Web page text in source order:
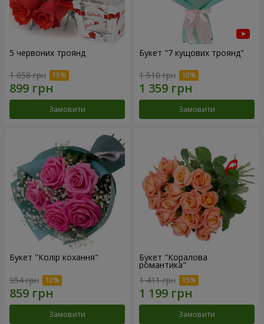
5 червоних троянд
1 058 грн
Замовити
Букет "7 кущових троянд"
1 510 грн
Замовити
Букет "Колір кохання"
954 грн
Замовити
Букет "Коралова
романтика"
1 411 грн
Замовити